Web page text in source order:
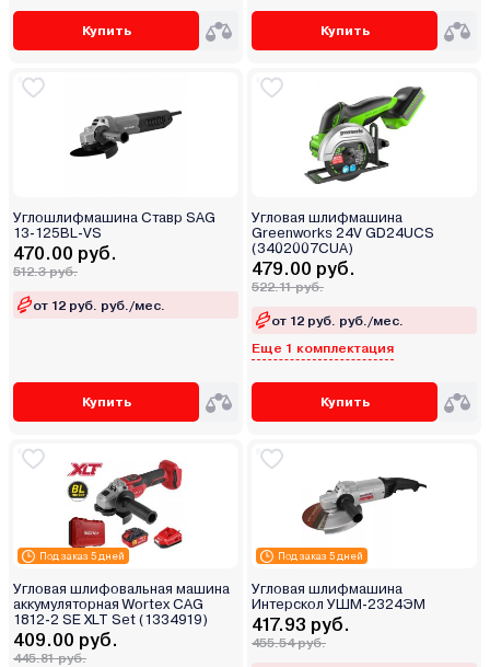
Купить Купить
Углошлифмашина Ставр SAG
13-125BL-VS
470.00 руб.
512.3 руб.
от 12 руб. руб./мес.
Купить
Угловая шлифмашина
Greenworks 24V GD24UCS
(3402007CUA)
479.00 руб.
522.11 руб.
от 12 руб. руб./мес.
Еще 1 комплектация
Купить
Под заказ 5 дней
Угловая шлифовальная машина
аккумуляторная Wortex CAG
1812-2 SE XLT Set (1334919)
409.00 руб.
445.81 руб.
Под заказ 5 дней
Угловая шлифмашина
Интерскол УШМ-2324ЭМ
417.93 руб.
455.54 руб.